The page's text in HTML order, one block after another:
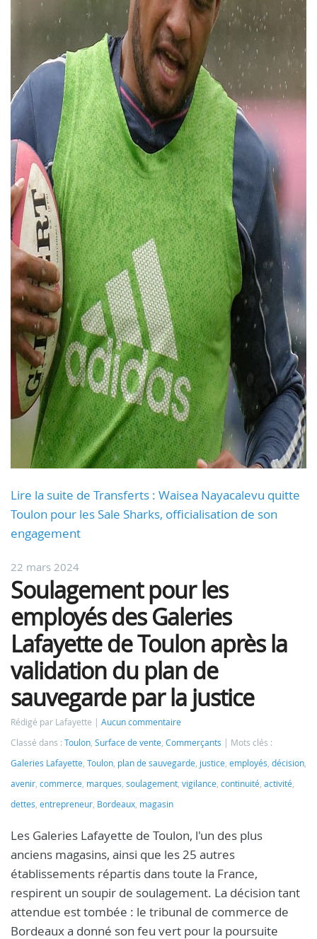
Lire la suite de Transferts : Waisea Nayacalevu quitte
Toulon pour les Sale Sharks, officialisation de son
engagement
22 mars 2024
Soulagement pour les
employés des Galeries
Lafayette de Toulon après la
validation du plan de
sauvegarde par la justice
Rédigé par Lafayette
Aucun commentaire
Classé dans : Toulon, Surface de vente, Commerçants
Mots clés :
Galeries Lafayette, Toulon, plan de sauvegarde, justice, employés, décision,
avenir, commerce, marques, soulagement, vigilance, continuité, activité,
dettes, entrepreneur, Bordeaux, magasin
Les Galeries Lafayette de Toulon, l'un des plus
anciens magasins, ainsi que les 25 autres
établissements répartis dans toute la France,
respirent un soupir de soulagement. La décision tant
attendue est tombée : le tribunal de commerce de
Bordeaux a donné son feu vert pour la poursuite